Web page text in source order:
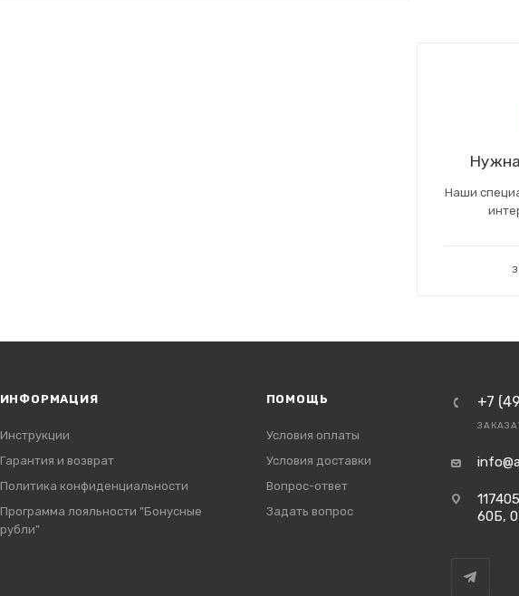
Наши
ИНФОРМАЦИЯ
Инструкции
Гарантия и возврат
Политика конфиденциальности
Программа лояльности "Бонусные
рубли"
ПОМОЩЬ
Условия оплаты
Условия доставки
Вопрос-ответ
Задать вопрос
+7
60Б,